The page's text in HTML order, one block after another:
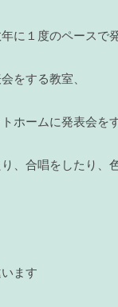
に１度のペースで
をする教室、
ホームに発表会を
、合唱をしたり、
ます